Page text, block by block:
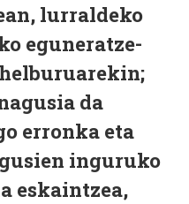
lurraldeko
eguneratze-
da
erronka eta
inguruko
eskaintzea,